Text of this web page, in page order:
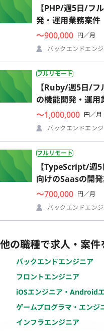
【PHP/週5日/フ
発・運用業務案件
〜900,000 円／月
バックエンドエン
フルリモート
【Ruby/週5日/フ
の機能開発・運用
〜1,000,000 円／月
バックエンドエン
フルリモート
【TypeScript/週
向けのSaasの開
〜700,000 円／月
バックエンドエン
他の職種で求人・案件
バックエンドエンジニア
フロントエンジニア
iOSエンジニア・Android
ゲームプログラマ・エンジ
インフラエンジニア